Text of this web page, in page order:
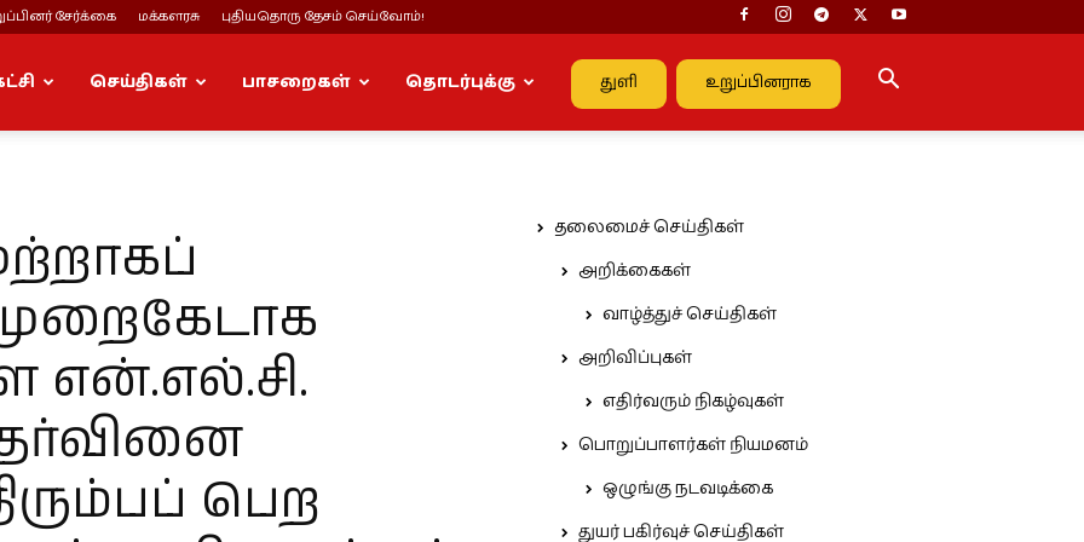
சேர்க்கை மக்களரசு புதியதொரு தேசம் செய்வோம்!
துளி உறுப்பினராக
செய்திகள் பாசறைகள் தொடர்புக்கு
என்.எல்.சி.
பெற
தலைமைச் செய்திகள்
அறிக்கைகள்
வாழ்த்துச் செய்திகள்
அறிவிப்புகள்
எதிர்வரும் நிகழ்வுகள்
பொறுப்பாளர்கள் நியமனம்
ஒழுங்கு நடவடிக்கை
துயர் பகிர்வுச் செய்திகள்